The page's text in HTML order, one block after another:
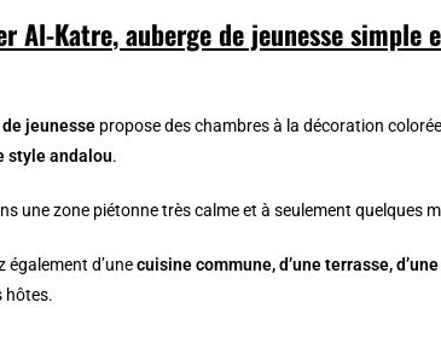
Al-Katre, auberge de jeunesse simple
jeunesse propose des chambres à la décoration
style andalou.
une zone piétonne très calme et à seulement
également d’unecuisine commune, d’une terrasse,
hôtes.